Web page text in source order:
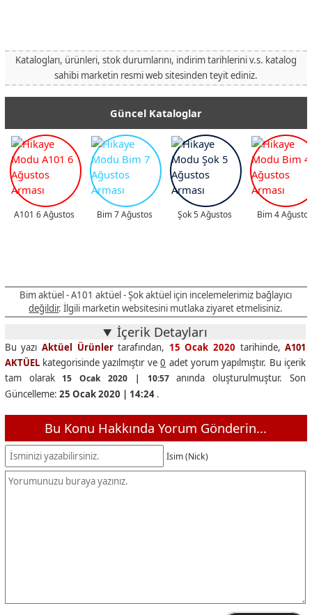
Katalogları, ürünleri, stok durumlarını, indirim tarihlerini v.s. katalog
sahibi marketin resmi web sitesinden teyit ediniz.
Güncel Kataloglar
A101 6 Ağustos Bim 7 Ağustos Şok 5 Ağustos Bim 4 Ağustos
Bim aktüel - A101 aktüel - Şok aktüel için incelemelerimiz bağlayıcı
değildir. İlgili marketin websitesini mutlaka ziyaret etmelisiniz.
İçerik Detayları
Bu yazı Aktüel Ürünlertarafından, 15 Ocak 2020 tarihinde,A101
AKTÜELkategorisinde yazılmıştır ve0 adet yorum yapılmıştır. Bu içerik
tam olarak 15 Ocak 2020 | 10:57anında oluşturulmuştur. Son
Güncelleme: 25 Ocak 2020 | 14:24.
Bu Konu Hakkında Yorum Gönderin...
İsim (Nick)